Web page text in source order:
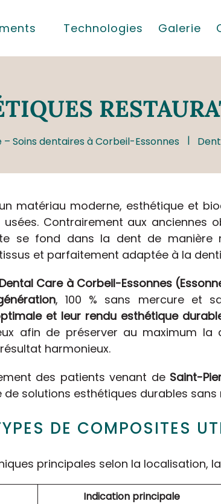
Technologies Galerie
Soins dentaires à Corbeil-Essonnes
matériau moderne, esthétique et
Contrairement aux anciennes
se fond dans la dent de manière
et parfaitement adaptée à la
Care à Corbeil-Essonnes
, 100 % sans mercure et
et leur rendu esthétique
afin de préserver au maximum la
harmonieux.
des patients venant de Saint-
de solutions esthétiques durables sans
DE COMPOSITES
principales selon la localisation,
Indication principale